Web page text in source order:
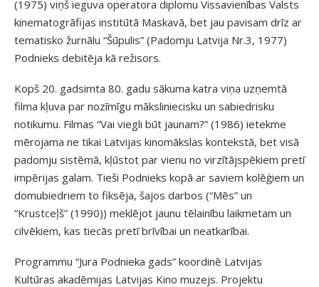
(1975) viņš ieguva operatora diplomu Vissavienības Valsts
kinematogrāfijas institūtā Maskavā, bet jau pavisam drīz ar
tematisko žurnālu “Šūpulis” (Padomju Latvija Nr.3, 1977)
Podnieks debitēja kā režisors.
Kopš 20. gadsimta 80. gadu sākuma katra viņa uzņemtā
filma kļuva par nozīmīgu māksliniecisku un sabiedrisku
notikumu. Filmas “Vai viegli būt jaunam?” (1986) ietekme
mērojama ne tikai Latvijas kinomākslas kontekstā, bet visā
padomju sistēmā, kļūstot par vienu no virzītājspēkiem pretī
impērijas galam. Tieši Podnieks kopā ar saviem kolēģiem un
domubiedriem to fiksēja, šajos darbos (“Mēs” un
“Krustceļš” (1990)) meklējot jaunu tēlainību laikmetam un
cilvēkiem, kas tiecās pretī brīvībai un neatkarībai.
Programmu “Jura Podnieka gads” koordinē Latvijas
Kultūras akadēmijas Latvijas Kino muzejs. Projektu